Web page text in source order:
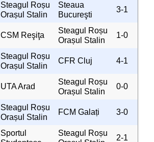
Steagul Roșu
Orașul Stalin
Steaua
Bucureşti
3-1
CSM Reşiţa
Steagul Roșu
Orașul Stalin
1-0
Steagul Roșu
Orașul Stalin
CFR Cluj 4-1
UTA Arad
Steagul Roșu
Orașul Stalin
0-0
Steagul Roșu
Orașul Stalin
FCM Galați 3-0
Sportul
Steagul Roșu
2-1